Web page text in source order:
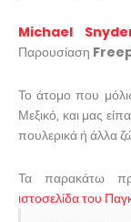
Michael
Παρουσίαση
Το άτομο που
Μεξικό, και μας
πουλερικά ή άλλα
Τα παρακάτω
ιστοσελίδα του